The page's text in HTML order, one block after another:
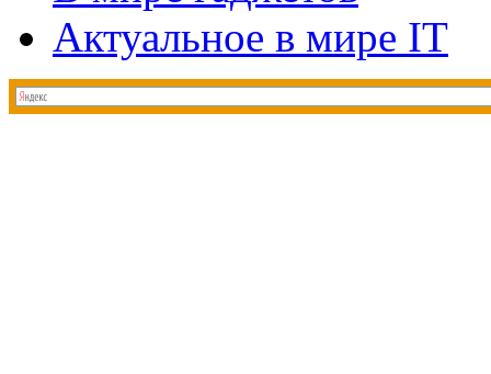
Актуальное в мире IT